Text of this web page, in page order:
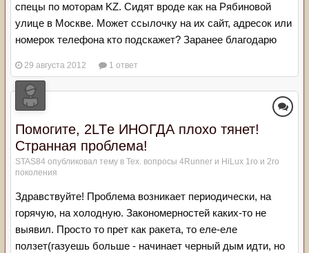
спецы по моторам KZ. Сидят вроде как на Рябиновой
улице в Москве. Может ссылочку на их сайт, адресок или
номерок телефона кто подскажет? Заранее благодарю
29 августа 2012 1 ответ
Помогите, 2LTе ИНОГДА плохо тянет!
Странная проблема!
STAS84 опубликовал тему в Тех. вопросы 4Runner и HiLux 1го и 2го
поколения
Здравствуйте! Проблема возникает периодически, на
горячую, на холодную. Закономерностей каких-то не
выявил. Просто то прет как ракета, то еле-еле
ползет(газуешь больше - начинает черный дым идти, но